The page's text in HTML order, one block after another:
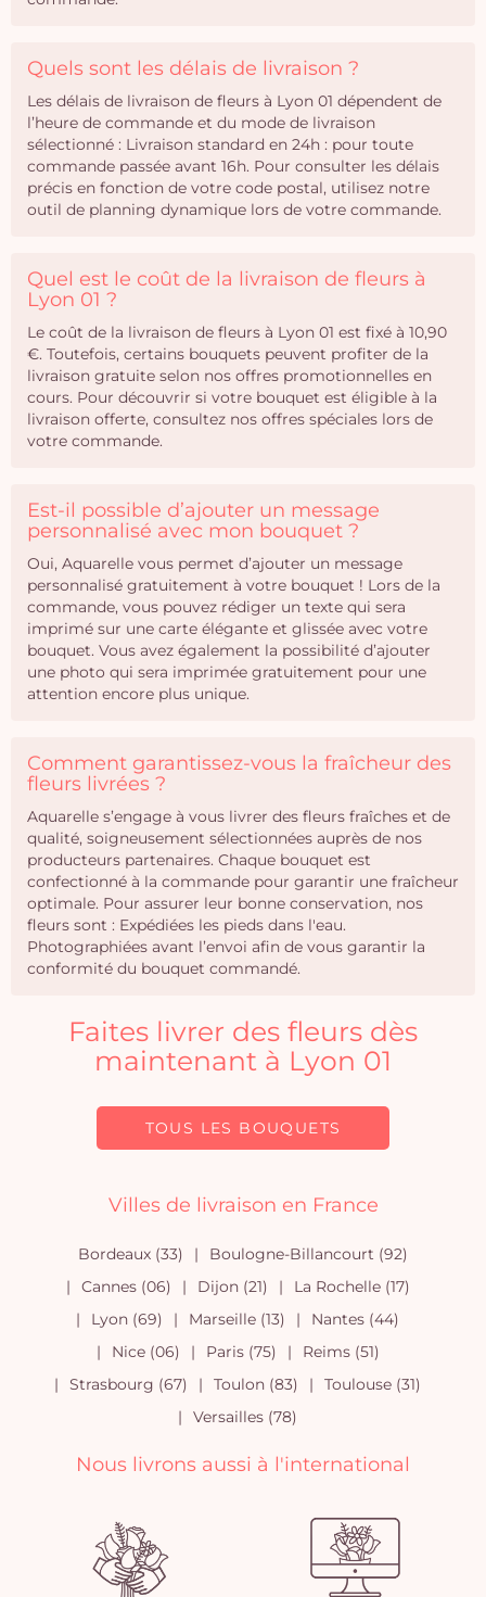
Quels sont les délais de livraison ?
Les délais de livraison de fleurs à Lyon 01 dépendent de
l’heure de commande et du mode de livraison
sélectionné : Livraison standard en 24h : pour toute
commande passée avant 16h. Pour consulter les délais
précis en fonction de votre code postal, utilisez notre
outil de planning dynamique lors de votre commande.
Quel est le coût de la livraison de fleurs à
Lyon 01 ?
Le coût de la livraison de fleurs à Lyon 01 est fixé à 10,90
€. Toutefois, certains bouquets peuvent profiter de la
livraison gratuite selon nos offres promotionnelles en
cours. Pour découvrir si votre bouquet est éligible à la
livraison offerte, consultez nos offres spéciales lors de
votre commande.
Est-il possible d’ajouter un message
personnalisé avec mon bouquet ?
Oui, Aquarelle vous permet d’ajouter un message
personnalisé gratuitement à votre bouquet ! Lors de la
commande, vous pouvez rédiger un texte qui sera
imprimé sur une carte élégante et glissée avec votre
bouquet. Vous avez également la possibilité d’ajouter
une photo qui sera imprimée gratuitement pour une
attention encore plus unique.
Comment garantissez-vous la fraîcheur des
fleurs livrées ?
Aquarelle s’engage à vous livrer des fleurs fraîches et de
qualité, soigneusement sélectionnées auprès de nos
producteurs partenaires. Chaque bouquet est
confectionné à la commande pour garantir une fraîcheur
optimale. Pour assurer leur bonne conservation, nos
fleurs sont : Expédiées les pieds dans l'eau.
Photographiées avant l’envoi afin de vous garantir la
conformité du bouquet commandé.
Faites livrer des fleurs dès
maintenant à Lyon 01
TOUS LES BOUQUETS
Villes de livraison en France
Bordeaux (33)
Boulogne-Billancourt (92)
Cannes (06)
Dijon (21)
La Rochelle (17)
Lyon (69)
Marseille (13)
Nantes (44)
Nice (06)
Paris (75)
Reims (51)
Strasbourg (67)
Toulon (83)
Toulouse (31)
Versailles (78)
Nous livrons aussi à l'international